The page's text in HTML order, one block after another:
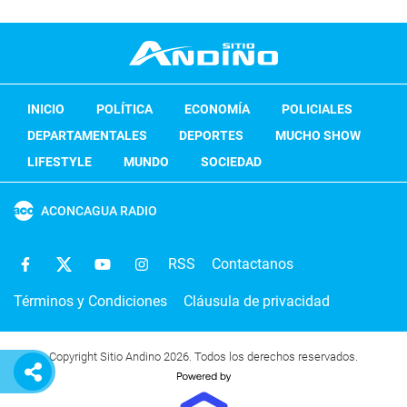
INICIO POLÍTICA ECONOMÍA
POLICIALES
DEPARTAMENTALES
DEPORTES
MUCHO SHOW
LIFESTYLE
MUNDO SOCIEDAD
ACONCAGUA RADIO
RSS Contactanos
Términos y Condiciones Cláusula de privacidad
Copyright Sitio Andino 2026. Todos los derechos reservados.